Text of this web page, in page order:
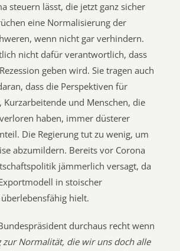
steuern lässt, die jetzt ganz sicher
eine Normalisierung der
wenn nicht gar verhindern.
nicht dafür verantwortlich, dass
geben wird. Sie tragen auch
dass die Perspektiven für
Kurzarbeitende und Menschen, die
haben, immer düsterer
Die Regierung tut zu wenig, um
abzumildern. Bereits vor Corona
jämmerlich versagt, da
in stoischer
hielt.
durchaus recht wenn
zur Normalität, die wir uns doch alle